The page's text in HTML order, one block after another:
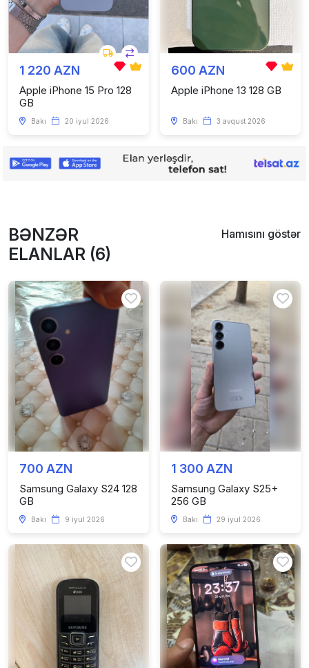
1 220 AZN
Apple iPhone 15 Pro 128
GB
Bakı 20 iyul 2026
600 AZN
Apple iPhone 13 128 GB
Bakı 3 avqust 2026
BƏNZƏR
ELANLAR (6)
Hamısını göstər
700 AZN
Samsung Galaxy S24 128
GB
Bakı 9 iyul 2026
1 300 AZN
Samsung Galaxy S25+
256 GB
Bakı 29 iyul 2026